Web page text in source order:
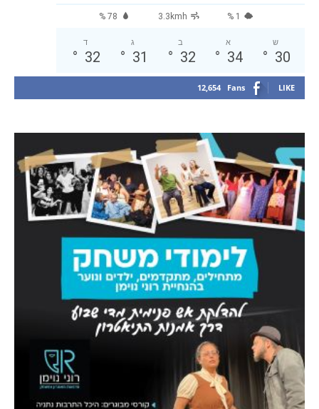
78 % 3.3kmh 1 %
ש
30
°
א
34
°
ב
32
°
ג
31
°
ד
32
°
12,654 Fans LIKE